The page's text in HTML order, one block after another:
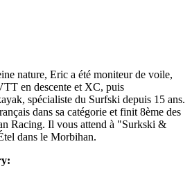
nature, Eric a été moniteur de voile,
en descente et XC, puis
spécialiste du Surfski depuis 15 ans.
dans sa catégorie et finit 8ème des
Racing. Il vous attend à "Surkski &
dans le Morbihan.